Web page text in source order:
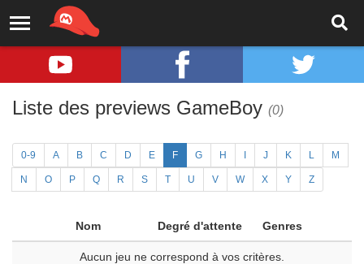
Liste des previews GameBoy (0)
0-9 A B C D E F G H J K L M
N O P Q R S T U V W X Y Z
Nom Degré d'attente Genres
Aucun jeu ne correspond à vos critères.